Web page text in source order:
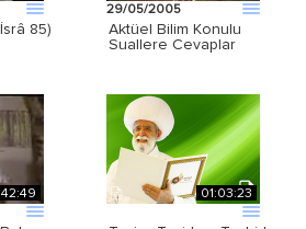
85)
29/05/2005
Aktüel Bilim Konulu
Suallere Cevaplar
01:03:23